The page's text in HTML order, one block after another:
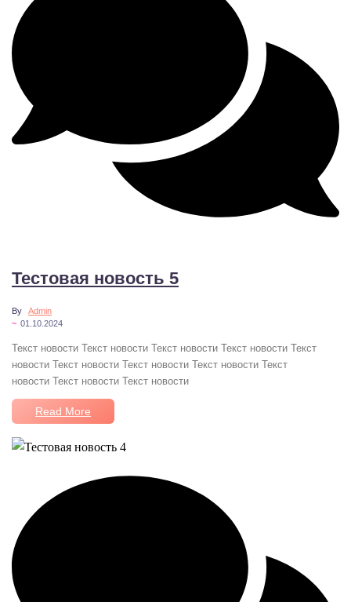
Тестовая новость 5
By
Admin
~ 01.10.2024
Текст новости Текст новости Текст новости Текст новости Текст
новости Текст новости Текст новости Текст новости Текст
новости Текст новости Текст новости
Read More